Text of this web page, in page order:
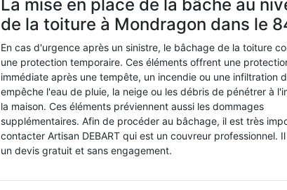
La mise en place de la bâche au
de la toiture à Mondragon dans le
En cas d'urgence après un sinistre, le bâchage de la toiture
une protection temporaire. Ces éléments offrent une
immédiate après une tempête, un incendie ou une infiltration
empêche l'eau de pluie, la neige ou les débris de pénétrer à
la maison. Ces éléments préviennent aussi les dommages
supplémentaires. Afin de procéder au bâchage, il est très
contacter Artisan DEBART qui est un couvreur professionnel.
un devis gratuit et sans engagement.